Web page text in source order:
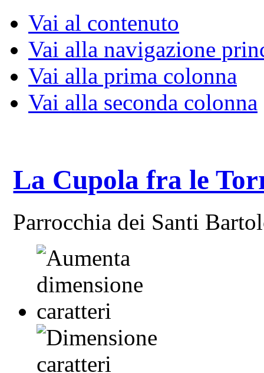
Vai al contenuto
Vai alla navigazione
Vai alla prima colonna
Vai alla seconda colonna
La Cupola fra le
Parrocchia dei Santi